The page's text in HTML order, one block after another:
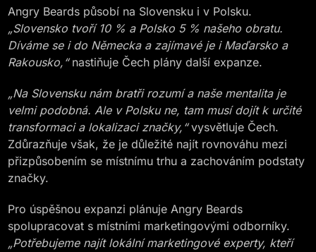
Angry Beards působí na Slovensku i v Polsku.
„Slovensko tvoří 10 % a Polsko 5 % našeho obratu.
Díváme se i do Německa a zajímavé je i Maďarsko a
Rakousko,“nastiňuje Čech plány další expanze.
„Na Slovensku nám bratři rozumí a naše mentalita je
velmi podobná. Ale v Polsku ne, tam musí dojít k určité
transformaci a lokalizaci značky,“vysvětluje Čech.
Zdůrazňuje však, že je důležité najít rovnováhu mezi
přizpůsobením se místnímu trhu a zachováním podstaty
značky.
Pro úspěšnou expanzi plánuje Angry Beards
spolupracovat s místními marketingovými odborníky.
„Potřebujeme najít lokální marketingové experty, kteří